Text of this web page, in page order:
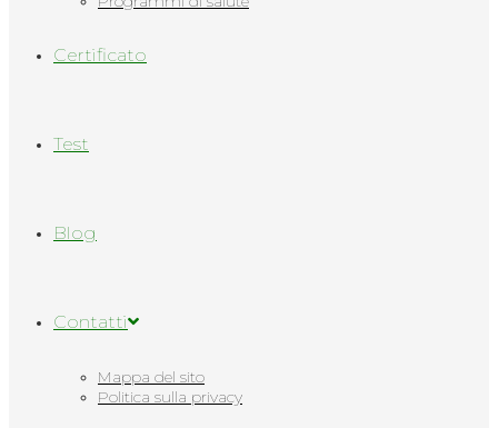
Сertificato
Test
Blog
Contatti
Mappa del sito
Politica sulla privacy